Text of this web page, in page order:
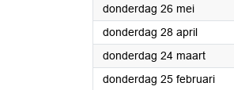
donderdag 26 mei2016
donderdag 28 april2016
donderdag 24 maart2016
donderdag 25 februari2016